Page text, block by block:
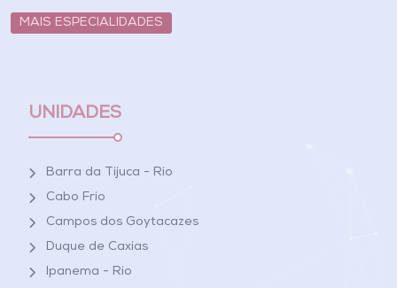
MAIS ESPECIALIDADES
UNIDADES
Barra da Tijuca - Rio
Cabo Frio
Campos dos Goytacazes
Duque de Caxias
Ipanema - Rio